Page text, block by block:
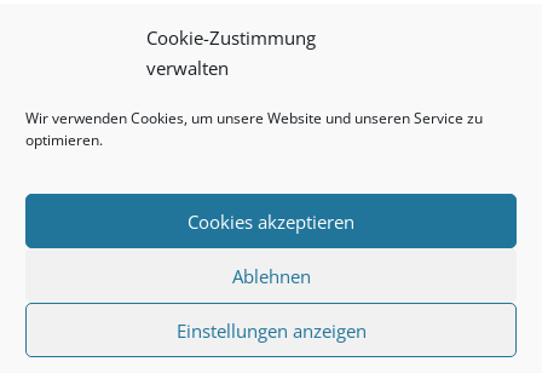
Cookie-Zustimmung
verwalten
Wir verwenden Cookies, um unsere Website und unseren Service zu
optimieren.
Cookies akzeptieren
Ablehnen
Einstellungen anzeigen
Die Veranstaltung ist beendet.
Kategorien
Cookie-Richtlinie (EU)
© 2024 Kulturelle Bildung Konstanz